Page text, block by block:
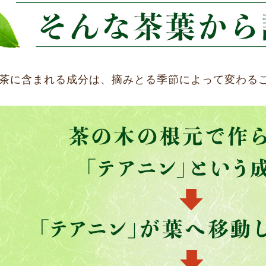
に含まれる成分は、摘みとる季節によって変わる